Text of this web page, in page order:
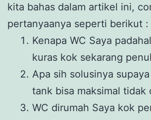
kita bahas dalam artikel ini,
pertanyaanya seperti berikut :
Kenapa WC Saya
kuras kok sekarang
Apa sih solusinya
tank bisa maksimal tidak
WC dirumah Saya kok